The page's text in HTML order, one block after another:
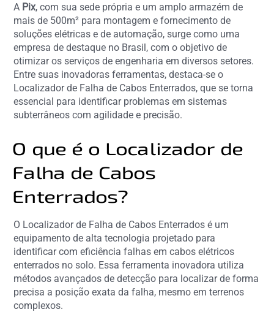
A Pix, com sua sede própria e um amplo armazém de
mais de 500m² para montagem e fornecimento de
soluções elétricas e de automação, surge como uma
empresa de destaque no Brasil, com o objetivo de
otimizar os serviços de engenharia em diversos setores.
Entre suas inovadoras ferramentas, destaca-se o
Localizador de Falha de Cabos Enterrados, que se torna
essencial para identificar problemas em sistemas
subterrâneos com agilidade e precisão.
O que é o Localizador de
Falha de Cabos
Enterrados?
O Localizador de Falha de Cabos Enterrados é um
equipamento de alta tecnologia projetado para
identificar com eficiência falhas em cabos elétricos
enterrados no solo. Essa ferramenta inovadora utiliza
métodos avançados de detecção para localizar de forma
precisa a posição exata da falha, mesmo em terrenos
complexos.